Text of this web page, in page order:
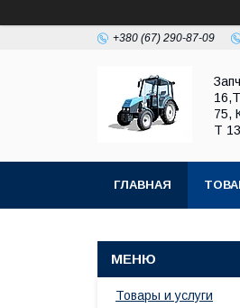
+380 (67) 290-87-09
75,
Т
ГЛАВНАЯ
Товары и услуги